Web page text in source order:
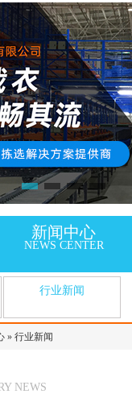
新闻中心
NEWS CENTER
行业新闻
» 行业新闻
NEWS